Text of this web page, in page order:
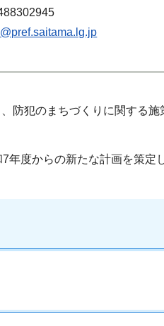
防犯のまちづくりに関する施
度からの新たな計画を策定